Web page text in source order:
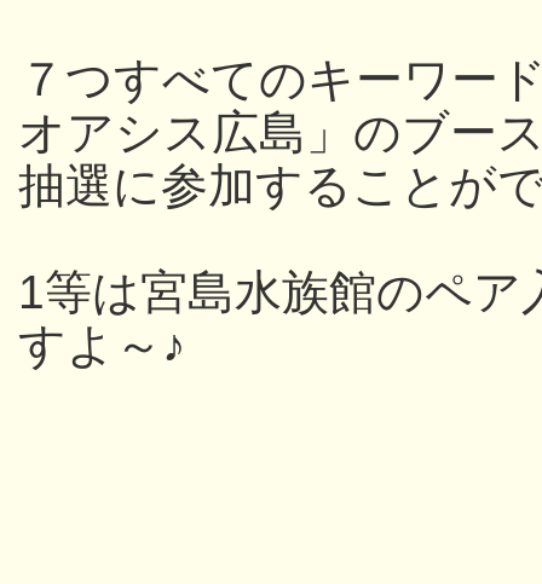
７つすべてのキーワー
オアシス広島」のブー
抽選に参加することが
1等は宮島水族館のペ
すよ～♪